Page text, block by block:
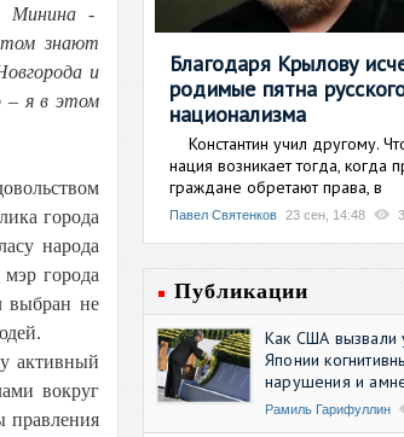
Минина -
знают
и
– я в этом
города
народа
города
выбран не
активный
вокруг
правления
Благодаря Крылову
родимые пятна
национализма
Константин учил другому.
нация возникает тогда, когда
граждане обретают права, в
Павел Святенков 23 сен, 14:48
Публикации
Как США вызвали
Японии
нарушения и
Рамиль Гарифуллин